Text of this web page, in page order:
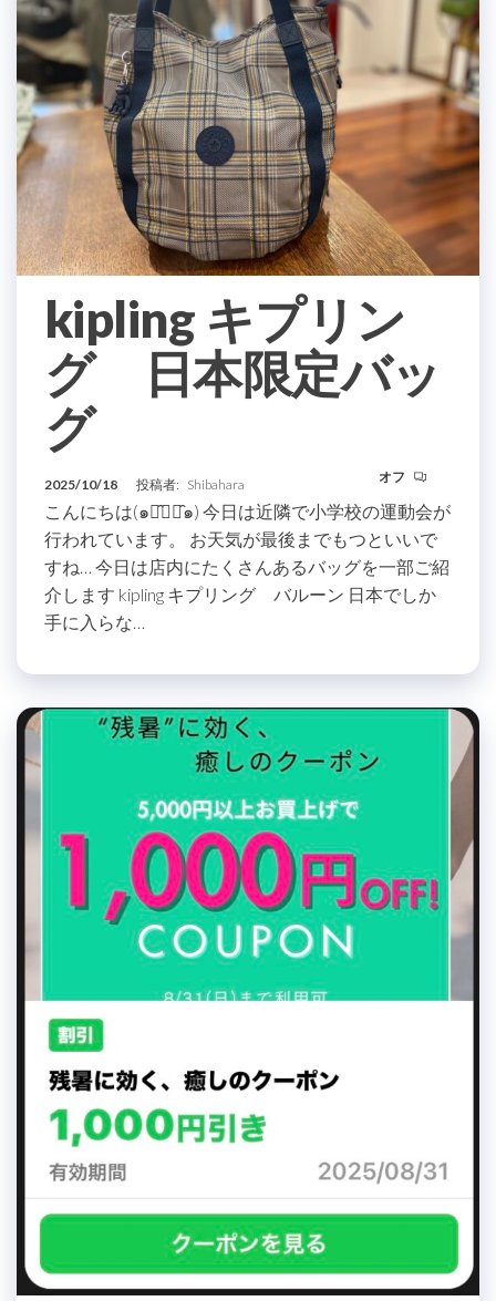
kipling キプリン
グ 日本限定バッ
グ
2025/10/18 投稿者: Shibahara オフ
こんにちは(๑･̑◡･̑๑) 今日は近隣で小学校の運動会が
行われています。 お天気が最後までもつといいで
すね… 今日は店内にたくさんあるバッグを一部ご紹
介します kipling キプリング バルーン 日本でしか
手に入らな…